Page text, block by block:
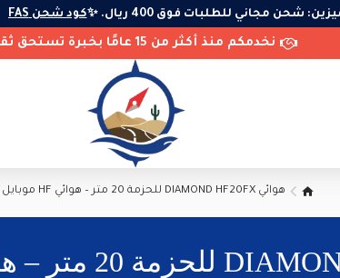
شحن مجاني للطلبات فوق 400 ريال. ✨ كود شحن FAS
نخدمكم منذ أكثر من 15 عامًا بخبرة تستحق ثقتكم
هوائي DIAMOND HF20FX للحزمة 20 متر – هوائي HF موبايل 14MHz